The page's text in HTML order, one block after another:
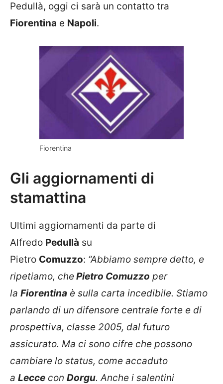
Pedullà, oggi ci sarà un contatto tra
Fiorentina e Napoli.
Fiorentina
Gli aggiornamenti di
stamattina
Ultimi aggiornamenti da parte di
Alfredo Pedullà su
Pietro Comuzzo: “Abbiamo sempre detto, e
ripetiamo, chePietro Comuzzo per
la Fiorentina è sulla carta incedibile. Stiamo
parlando di un difensore centrale forte e di
prospettiva, classe 2005, dal futuro
assicurato. Ma ci sono cifre che possono
cambiare lo status, come accaduto
a Lecce con Dorgu. Anche i salentini